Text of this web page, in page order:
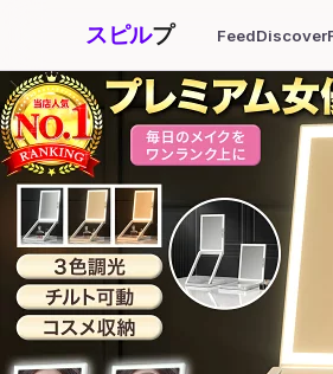
スピルプ FeedDiscover